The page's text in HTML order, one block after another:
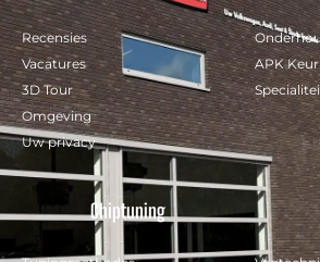
Recensies
Vacatures
3D Tour
Omgeving
Uw privacy
APK
Chiptuning